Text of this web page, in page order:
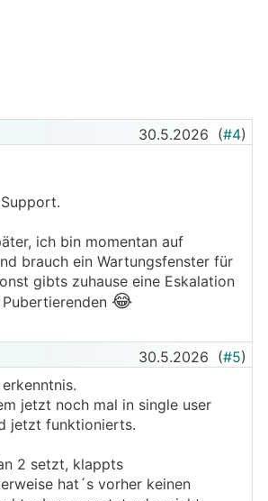
30.5.2026 (#4)
ich bin momentan auf
brauch ein Wartungsfenster für
gibts zuhause eine Eskalation
😂
30.5.2026 (#5)
jetzt noch mal in single user
jetzt funktionierts.
2 setzt, klappts
hat´s vorher keinen